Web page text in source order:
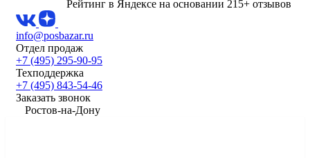
Рейтинг в Яндексе на основании 215+ отзывов
info@posbazar.ru
Отдел продаж
+7 (495) 295-90-95
Техподдержка
+7 (495) 843-54-46
Заказать звонок
​Ростов-на-Дону